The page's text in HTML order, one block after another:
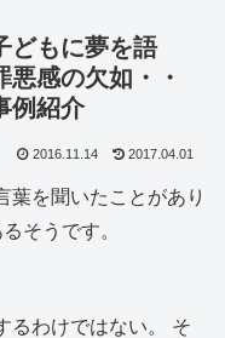
どもに夢を語
感の欠如・・
例紹介
2016.11.14 2017.04.01
を聞いたことがあり
そうです。
るわけではない。 そ